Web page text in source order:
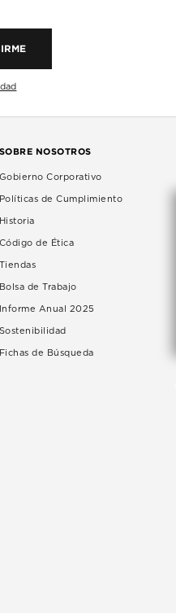
SOBRE NOSOTROS
Gobierno Corporativo
Políticas de Cumplimiento
Historia
Código de Ética
Tiendas
Bolsa de Trabajo
Informe Anual 2025
Sostenibilidad
Fichas de Búsqueda